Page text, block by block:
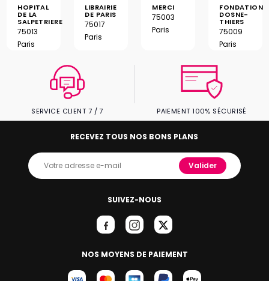
HOPITAL
DE LA
SALPETRIERE
75013
Paris
LIBRAIRIE
DE PARIS
75017
Paris
MERCI
75003
Paris
FONDATION
DOSNE-
THIERS
75009
Paris
SERVICE CLIENT 7 / 7 PAIEMENT 100% SÉCURISÉ
SUIVEZ-NOUS
NOS MOYENS DE PAIEMENT
RECEVEZ TOUS NOS BONS PLANS
Valider